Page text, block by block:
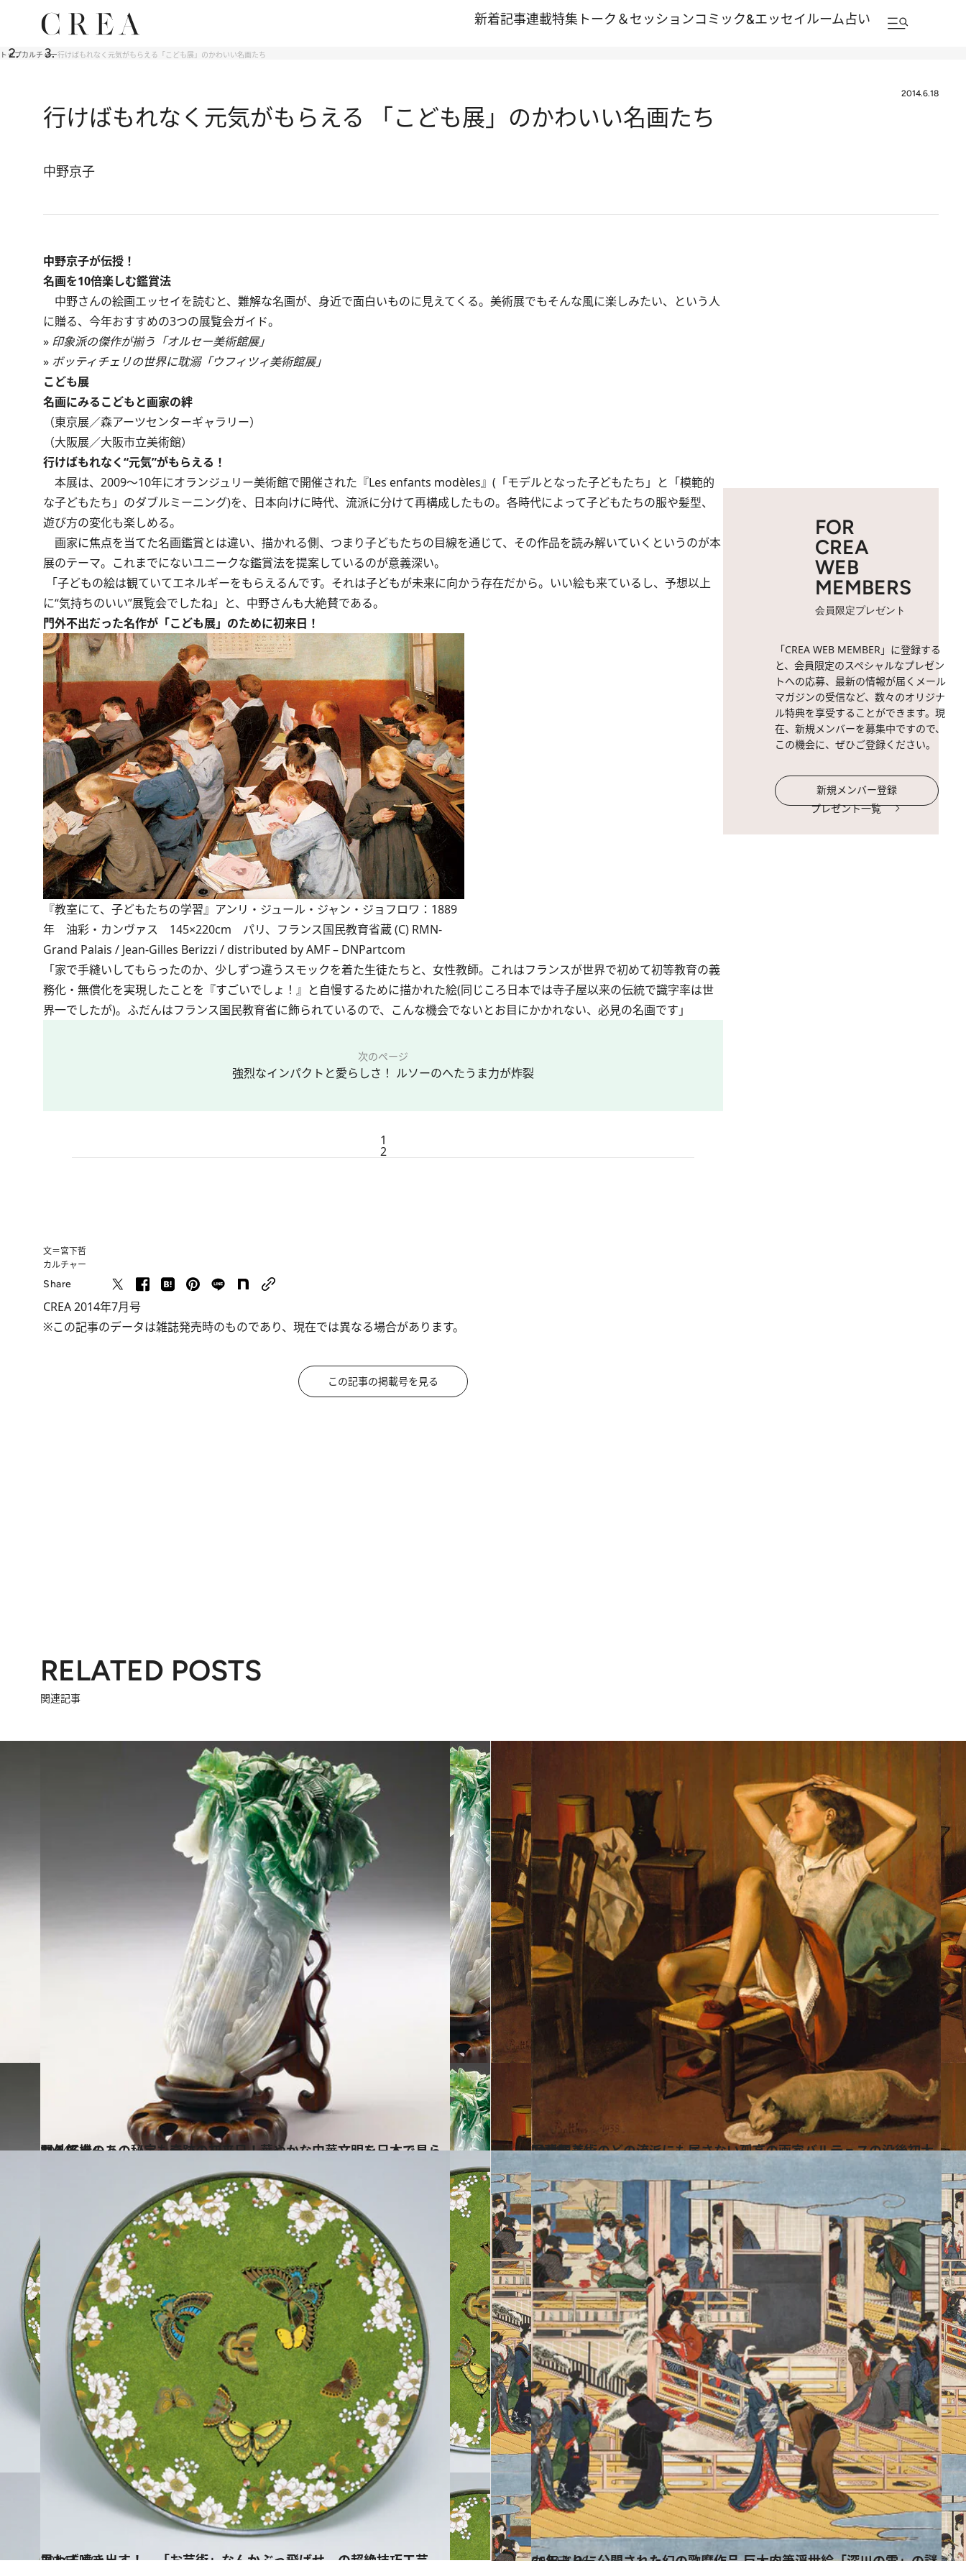
新着記事連載特集 トーク＆セッションコミック&エッセイルーム占い
トップカルチャー行けばもれなく元気がもらえる「こども展」のかわいい名画たち
2014.6.18
行けばもれなく元気がもらえる 「こども展」のかわいい名画たち
中野京子
中野京子が伝授！
名画を10倍楽しむ鑑賞法
中野さんの絵画エッセイを読むと、難解な名画が、身近で面白いものに見えてくる。美術展でもそんな風に楽しみたい、という人
に贈る、今年おすすめの3つの展覧会ガイド。
» 印象派の傑作が揃う「オルセー美術館展」
» ボッティチェリの世界に耽溺「ウフィツィ美術館展」
こども展
名画にみるこどもと画家の絆
（東京展／森アーツセンターギャラリー）
（大阪展／大阪市立美術館）
行けばもれなく“元気”がもらえる！
本展は、2009～10年にオランジュリー美術館で開催された『Les enfants modèles』(「モデルとなった子どもたち」と「模範的
な子どもたち」のダブルミーニング)を、日本向けに時代、流派に分けて再構成したもの。各時代によって子どもたちの服や髪型、
遊び方の変化も楽しめる。
画家に焦点を当てた名画鑑賞とは違い、描かれる側、つまり子どもたちの目線を通じて、その作品を読み解いていくというのが本
展のテーマ。これまでにないユニークな鑑賞法を提案しているのが意義深い。
「子どもの絵は観ていてエネルギーをもらえるんです。それは子どもが未来に向かう存在だから。いい絵も来ているし、予想以上
に“気持ちのいい”展覧会でしたね」と、中野さんも大絶賛である。
門外不出だった名作が「こども展」のために初来日！
『教室にて、子どもたちの学習』アンリ・ジュール・ジャン・ジョフロワ：1889
年 油彩・カンヴァス 145×220cm パリ、フランス国民教育省蔵 (C) RMN-
Grand Palais / Jean-Gilles Berizzi / distributed by AMF – DNPartcom
「家で手縫いしてもらったのか、少しずつ違うスモックを着た生徒たちと、女性教師。これはフランスが世界で初めて初等教育の義
務化・無償化を実現したことを『すごいでしょ！』と自慢するために描かれた絵(同じころ日本では寺子屋以来の伝統で識字率は世
界一でしたが)。ふだんはフランス国民教育省に飾られているので、こんな機会でないとお目にかかれない、必見の名画です」
次のページ
強烈なインパクトと愛らしさ！ ルソーのへたうま力が炸裂
1
2
文＝宮下哲
カルチャー
Share
CREA 2014年7月号
※この記事のデータは雑誌発売時のものであり、現在では異なる場合があります。
この記事の掲載号を見る
FOR
CREA
WEB
MEMBERS
会員限定プレゼント
「CREA WEB MEMBER」に登録する
と、会員限定のスペシャルなプレゼン
トへの応募、最新の情報が届くメール
マガジンの受信など、数々のオリジナ
ル特典を享受することができます。現
在、新規メンバーを募集中ですので、
この機会に、ぜひご登録ください。
新規メンバー登録
プレゼント一覧
RELATED POSTS
関連記事
2014.6.14
門外不出のあの秘宝も奇跡の初来日！華やかな中華文明を日本で見られる好機
カルチャー 2014.5.24
20世紀美術のどの流派にも属さない孤高の画家バルテュスの没後初大回顧展
カルチャー
2014.5.10
思わず噴き出す！ 「お芸術」なんかぶっ飛ばせ、の超絶技巧工芸
カルチャー 2014.4.26
66年ぶりに公開された幻の歌麿作品 巨大肉筆浮世絵「深川の雪」の謎
カルチャー